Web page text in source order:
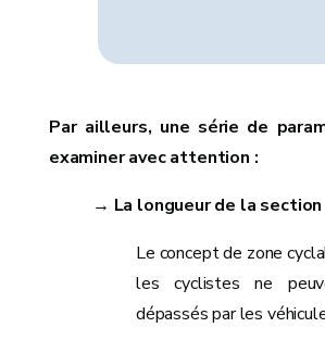
Par ailleurs, une série de
examiner avec attention :
→ La longueur de la section
Le concept de zone
les cyclistes ne
dépassés par les